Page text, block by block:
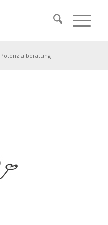
Potenzialberatung